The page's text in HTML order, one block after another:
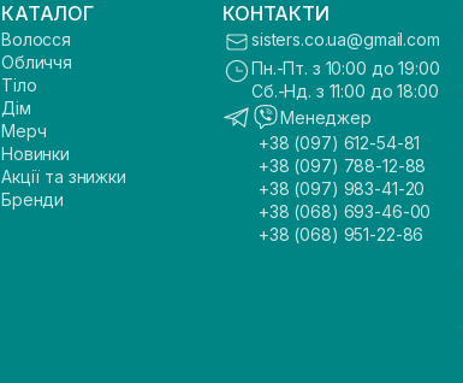
КАТАЛОГ
Волосся
Обличчя
Тіло
Дім
Мерч
Новинки
Акції та знижки
Бренди
КОНТАКТИ
sisters.co.ua@gmail.com
Пн.-Пт. з 10:00 до 19:00
Сб.-Нд. з 11:00 до 18:00
Менеджер
+38 (097) 612-54-81
+38 (097) 788-12-88
+38 (097) 983-41-20
+38 (068) 693-46-00
+38 (068) 951-22-86